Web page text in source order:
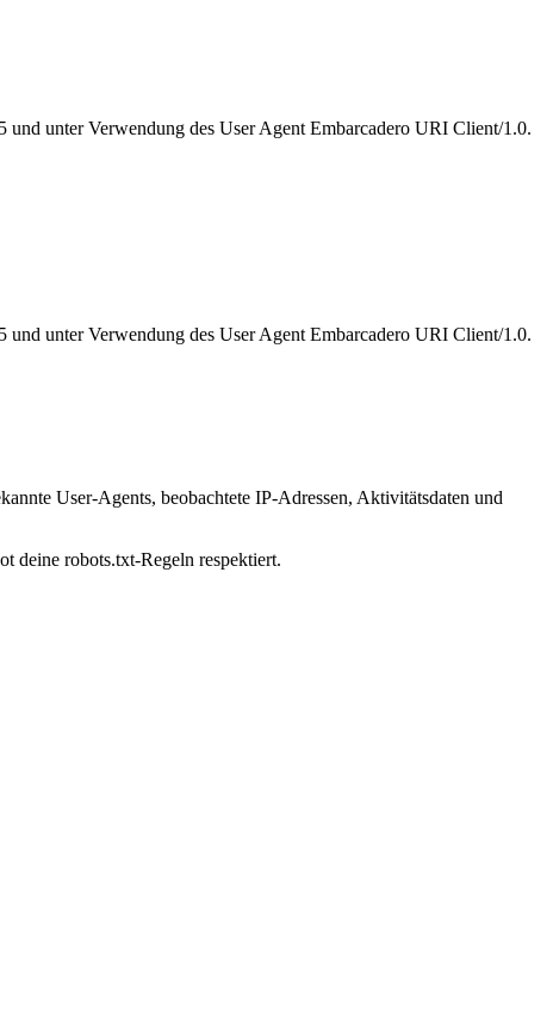
und unter Verwendung des User Agent Embarcadero URI Client/1.0.
und unter Verwendung des User Agent Embarcadero URI Client/1.0.
User-Agents, beobachtete IP-Adressen, Aktivitätsdaten und
deine robots.txt-Regeln respektiert.